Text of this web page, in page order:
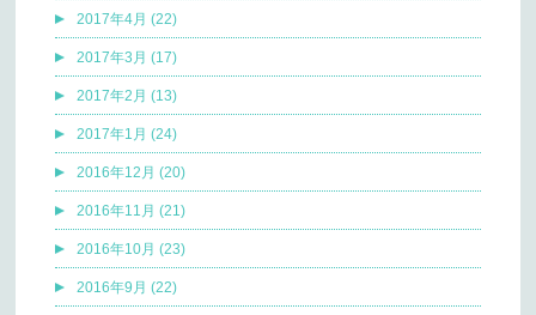
2017年4月 (22)
2017年3月 (17)
2017年2月 (13)
2017年1月 (24)
2016年12月 (20)
2016年11月 (21)
2016年10月 (23)
2016年9月 (22)